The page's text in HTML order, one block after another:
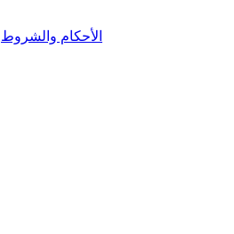
الأحكام والشروط